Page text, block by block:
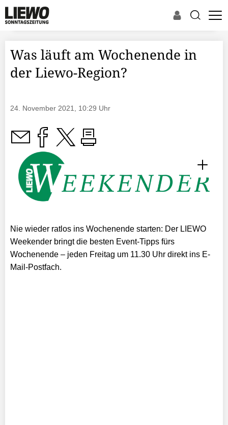
Was läuft am Wochenende in
der Liewo-Region?
24. November 2021, 10:29 Uhr
Nie wieder ratlos ins Wochenende starten: Der LIEWO
Weekender bringt die besten Event-Tipps fürs
Wochenende – jeden Freitag um 11.30 Uhr direkt ins E-
Mail-Postfach.